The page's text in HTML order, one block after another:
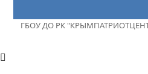
ГБОУ ДО РК